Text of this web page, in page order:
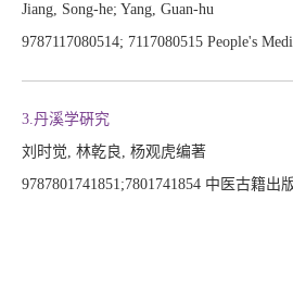
Jiang, Song-he; Yang, Guan-hu
9787117080514; 7117080515 People's
3.丹溪学硏究
刘时觉, 林乾良, 杨观虎编著
9787801741851;7801741854 中医古籍出